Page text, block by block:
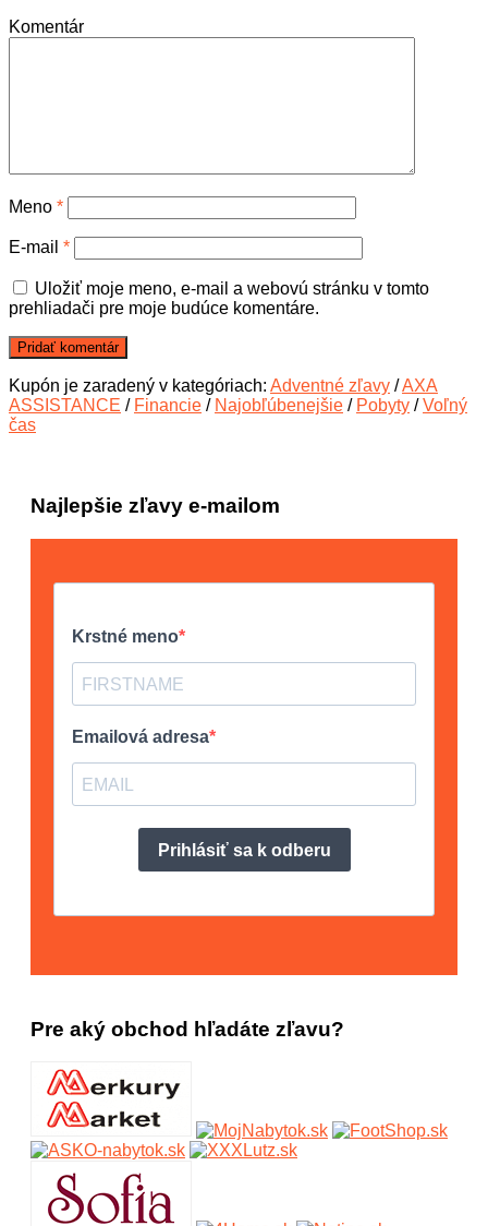
Komentár
Meno *
E-mail *
Uložiť moje meno, e-mail a webovú stránku v tomto
prehliadači pre moje budúce komentáre.
Kupón je zaradený v kategóriach: Adventné zľavy /AXA
ASSISTANCE / Financie / Najobľúbenejšie / Pobyty /Voľný
čas
Najlepšie zľavy e-mailom
Pre aký obchod hľadáte zľavu?